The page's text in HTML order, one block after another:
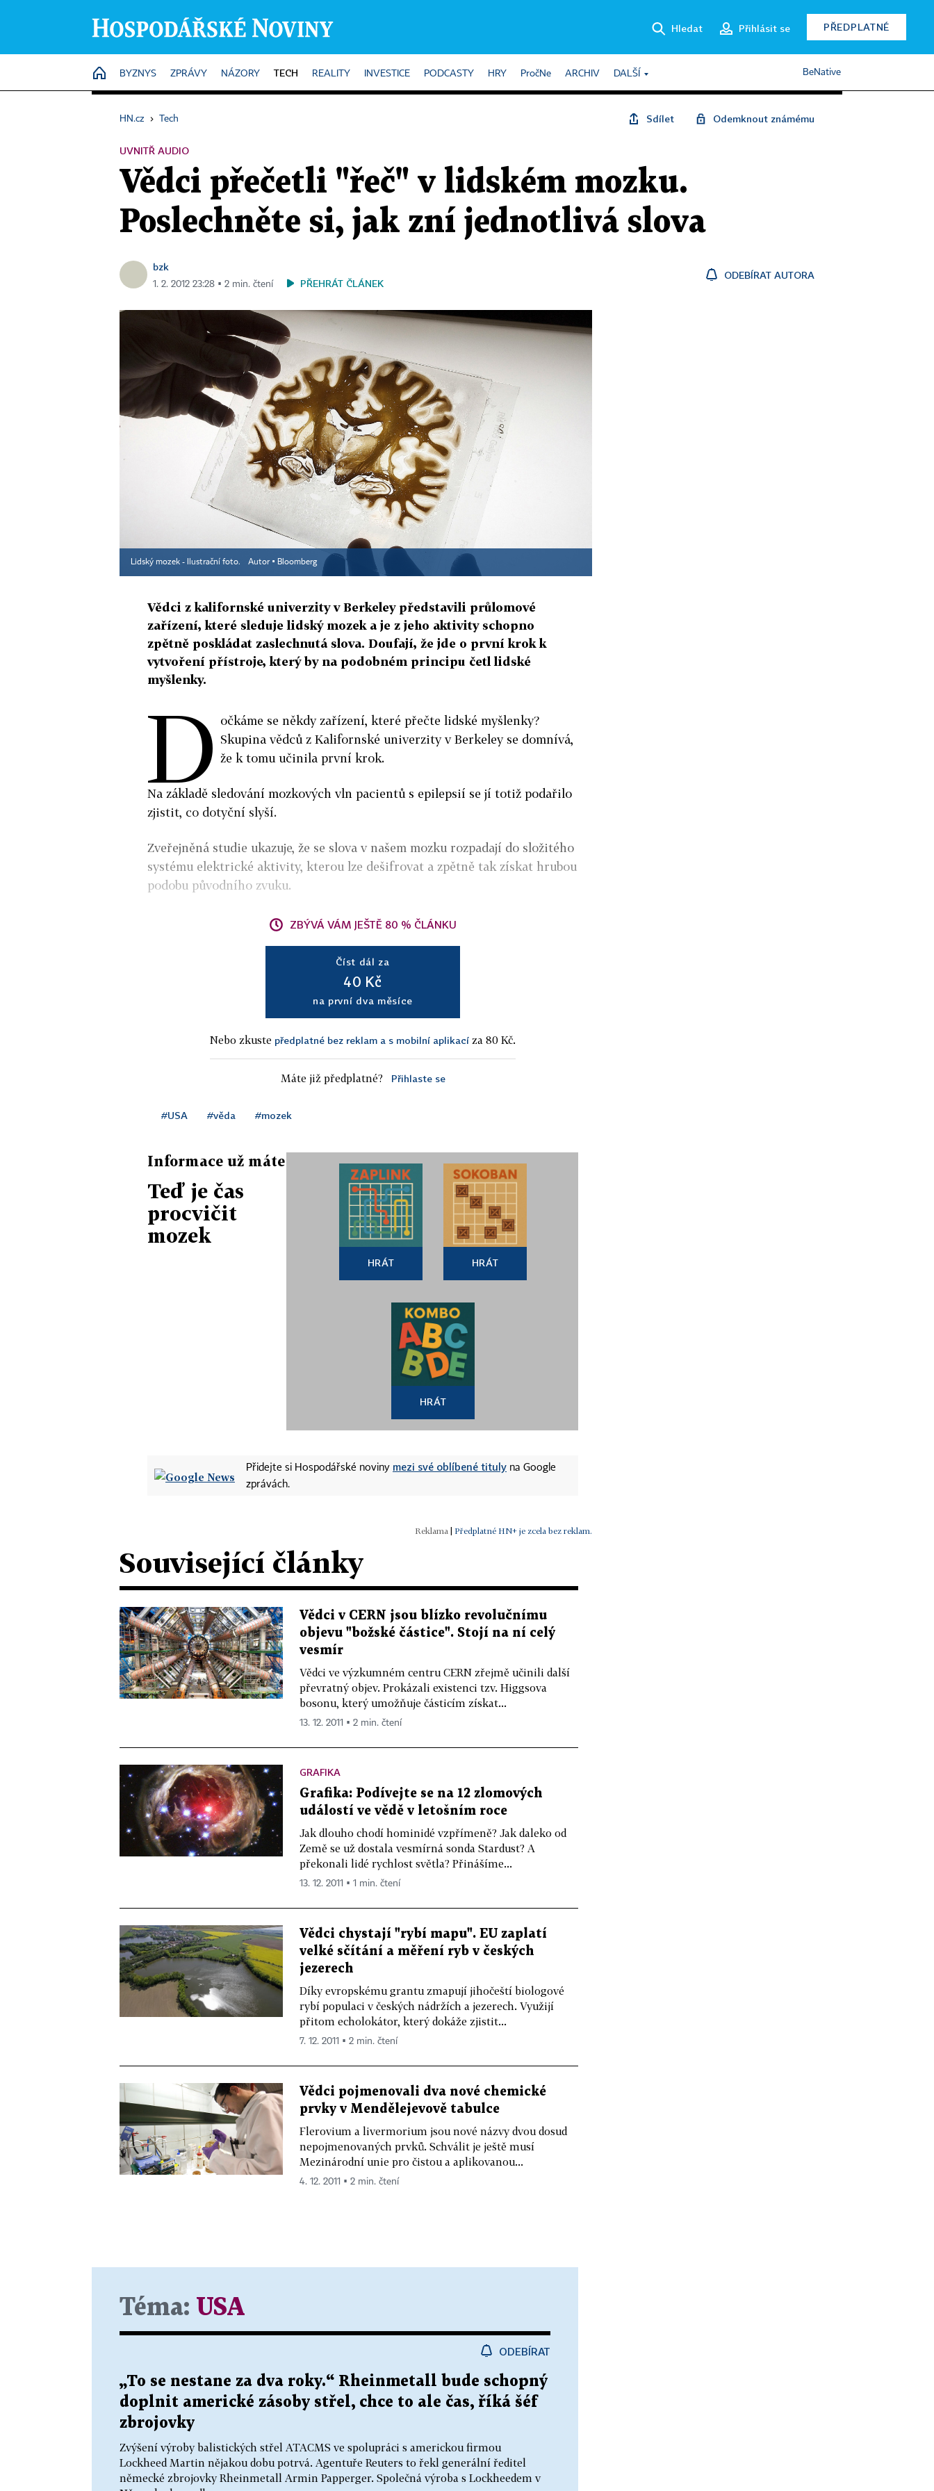
Hledat Přihlásit se PŘEDPLATNÉ
HOME
BYZNYS ZPRÁVY NÁZORY TECH REALITY INVESTICE PODCASTY HRY PročNe ARCHIV DALŠÍ BeNative
HN.cz › Tech Sdílet Odemknout známému
UVNITŘ AUDIO
Vědci přečetli "řeč" v lidském mozku.
Poslechněte si, jak zní jednotlivá slova
bzk
1. 2. 2012 23:28 ▪ 2 min. čtení PŘEHRÁT ČLÁNEK
ODEBÍRAT AUTORA
Lidský mozek - Ilustrační foto. Autor ▪ Bloomberg
Vědci z kalifornské univerzity v Berkeley představili průlomové
zařízení, které sleduje lidský mozek a je z jeho aktivity schopno
zpětně poskládat zaslechnutá slova. Doufají, že jde o první krok k
vytvoření přístroje, který by na podobném principu četl lidské
myšlenky.
D očkáme se někdy zařízení, které přečte lidské myšlenky?
Skupina vědců z Kalifornské univerzity v Berkeley se domnívá,
že k tomu učinila první krok.
Na základě sledování mozkových vln pacientů s epilepsií se jí totiž podařilo
zjistit, co dotyční slyší.
Zveřejněná studie ukazuje, že se slova v našem mozku rozpadají do složitého
systému elektrické aktivity, kterou lze dešifrovat a zpětně tak získat hrubou
podobu původního zvuku.
ZBÝVÁ VÁM JEŠTĚ 80 % ČLÁNKU
Číst dál za
40 Kč
na první dva měsíce
Nebo zkuste předplatné bez reklam a s mobilní aplikací za 80 Kč.
Máte již předplatné? Přihlaste se
#USA #věda #mozek
Informace už máte
Teď je čas
procvičit
mozek
HRÁT HRÁT
HRÁT
Přidejte si Hospodářské noviny mezi své oblíbené tituly na Google
zprávách.
| Předplatné HN+ je zcela bez reklam.
Související články
Vědci v CERN jsou blízko revolučnímu
objevu "božské částice". Stojí na ní celý
vesmír
Vědci ve výzkumném centru CERN zřejmě učinili další
převratný objev. Prokázali existenci tzv. Higgsova
bosonu, který umožňuje částicím získat...
13. 12. 2011 ▪ 2 min. čtení
GRAFIKA
Grafika: Podívejte se na 12 zlomových
událostí ve vědě v letošním roce
Jak dlouho chodí hominidé vzpřímeně? Jak daleko od
Země se už dostala vesmírná sonda Stardust? A
překonali lidé rychlost světla? Přinášíme...
13. 12. 2011 ▪ 1 min. čtení
Vědci chystají "rybí mapu". EU zaplatí
velké sčítání a měření ryb v českých
jezerech
Díky evropskému grantu zmapují jihočeští biologové
rybí populaci v českých nádržích a jezerech. Využijí
přitom echolokátor, který dokáže zjistit...
7. 12. 2011 ▪ 2 min. čtení
Vědci pojmenovali dva nové chemické
prvky v Mendělejevově tabulce
Flerovium a livermorium jsou nové názvy dvou dosud
nepojmenovaných prvků. Schválit je ještě musí
Mezinárodní unie pro čistou a aplikovanou...
4. 12. 2011 ▪ 2 min. čtení
Téma: USA
ODEBÍRAT
„To se nestane za dva roky.“ Rheinmetall bude schopný
doplnit americké zásoby střel, chce to ale čas, říká šéf
zbrojovky
Zvýšení výroby balistických střel ATACMS ve spolupráci s americkou firmou
Lockheed Martin nějakou dobu potrvá. Agentuře Reuters to řekl generální ředitel
německé zbrojovky Rheinmetall Armin Papperger. Společná výroba s Lockheedem v